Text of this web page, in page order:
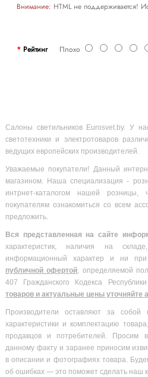
Внимание: HTML не поддерживается!
РейтингПлохо
Салоны светильников Eurosvet.by. У
светотехники и электротоваров
ведущих европейских производителей.
Уважаемые покупатели! Данный
магазином. Наша специализация -
интрнет-каталогом нашей
покупателям ознакомиться со всем
предложить.
Вся представленная на сайте
характеристик, наличия на
информационный характер и ни при
публичной офертой, определяемой
407 Гражданского Кодекса
товаров и актуальные цены уточняйте
Производители оставляют за
характеристики и комплектацию
продавцов и потребителей. Просим
данному факту и заранее приносим
в описании и фотографиях товара.
об ошибках — это поможет сделать наш